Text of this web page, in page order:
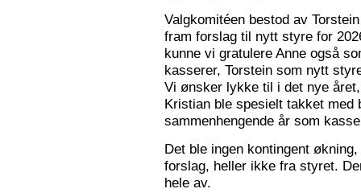
Valgkomitéen bestod av
fram forslag til nytt styre for
kunne vi gratulere Anne også
kasserer, Torstein som nytt
Vi ønsker lykke til i det nye
Kristian ble spesielt takket med
sammenhengende år som
Det ble ingen kontingent
forslag, heller ikke fra styret.
hele av.